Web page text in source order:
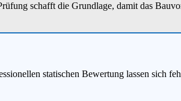
schafft die Grundlage, damit das
statischen Bewertung lassen sich